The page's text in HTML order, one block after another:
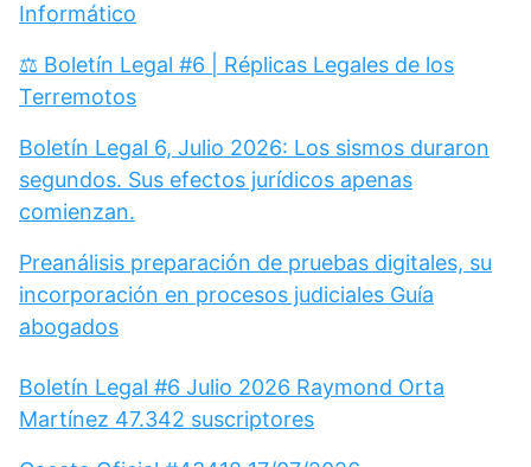
Informático
⚖️ Boletín Legal #6 | Réplicas Legales de los
Terremotos
Boletín Legal 6, Julio 2026: Los sismos duraron
segundos. Sus efectos jurídicos apenas
comienzan.
Preanálisis preparación de pruebas digitales, su
incorporación en procesos judiciales Guía
abogados
Boletín Legal #6 Julio 2026 Raymond Orta
Martínez 47.342 suscriptores